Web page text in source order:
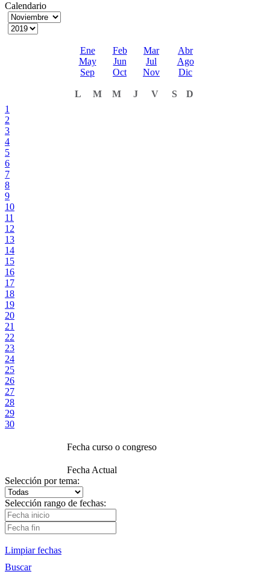
Calendario
Ene Feb Mar
Abr
May
Jun Jul
Ago
Sep
Oct Nov Dic
L M M J V S
D
1
2
3
4
5
6
7
8
9
10
11
12
13
14
15
16
17
18
19
20
21
22
23
24
25
26
27
28
29
30
Fecha curso o congreso
Fecha Actual
Selección por tema:
Selección rango de fechas:
Limpiar fechas
Buscar